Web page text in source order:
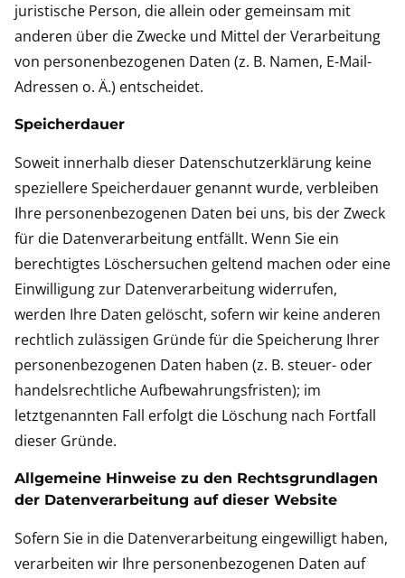
juristische Person, die allein oder gemeinsam mit
anderen über die Zwecke und Mittel der Verarbeitung
von personenbezogenen Daten (z. B. Namen, E-Mail-
Adressen o. Ä.) entscheidet.
Speicherdauer
Soweit innerhalb dieser Datenschutzerklärung keine
speziellere Speicherdauer genannt wurde, verbleiben
Ihre personenbezogenen Daten bei uns, bis der Zweck
für die Datenverarbeitung entfällt. Wenn Sie ein
berechtigtes Löschersuchen geltend machen oder eine
Einwilligung zur Datenverarbeitung widerrufen,
werden Ihre Daten gelöscht, sofern wir keine anderen
rechtlich zulässigen Gründe für die Speicherung Ihrer
personenbezogenen Daten haben (z. B. steuer- oder
handelsrechtliche Aufbewahrungsfristen); im
letztgenannten Fall erfolgt die Löschung nach Fortfall
dieser Gründe.
Allgemeine Hinweise zu den Rechtsgrundlagen
der Datenverarbeitung auf dieser Website
Sofern Sie in die Datenverarbeitung eingewilligt haben,
verarbeiten wir Ihre personenbezogenen Daten auf